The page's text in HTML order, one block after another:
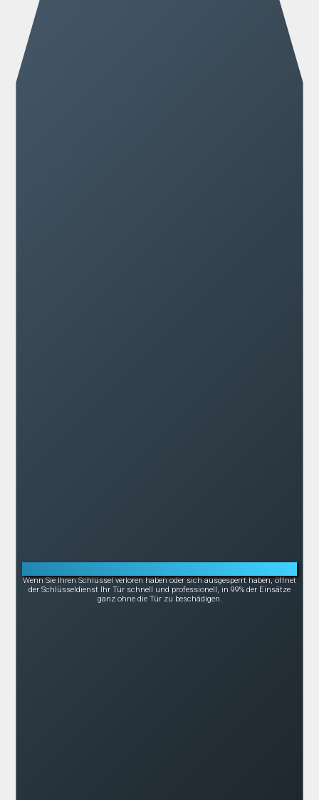
Wenn Sie Ihren Schlüssel verloren haben oder sich ausgesperrt haben, öffnet
der Schlüsseldienst Ihr Tür schnell und professionell, in 99% der Einsätze
ganz ohne die Tür zu beschädigen.